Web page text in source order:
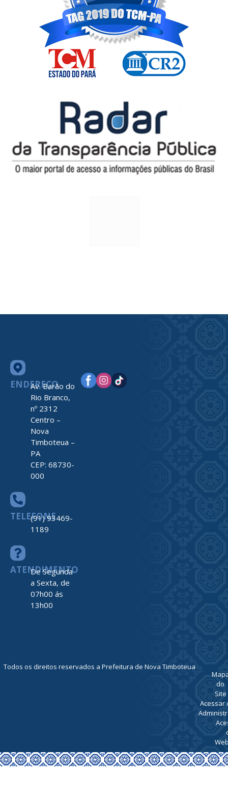
ENDEREÇO
Av. Barão do
Centro –
Nova
Timboteua –
000
TELEFONE
(91) 93469-
ATENDIMENTO
De Segunda
Todos os direitos reservados a Prefeitura de Nova Timboteua